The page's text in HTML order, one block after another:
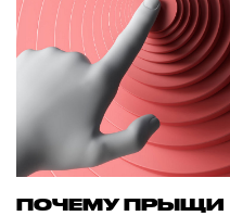
ПОЧЕМУ ПРЫЩИ